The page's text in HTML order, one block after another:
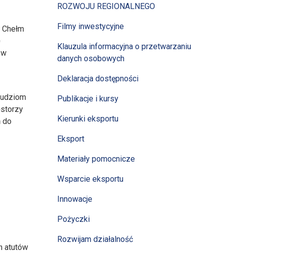
do
atutów
ROZWOJU REGIONALNEGO
Filmy inwestycyjne
Klauzula informacyjna o przetwarzaniu
danych osobowych
Deklaracja dostępności
Publikacje i kursy
Kierunki eksportu
Eksport
Materiały pomocnicze
Wsparcie eksportu
Innowacje
Pożyczki
Rozwijam działalność